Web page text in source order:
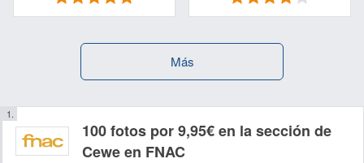
Más
100 fotos por 9,95€ en la sección de
Cewe en FNAC